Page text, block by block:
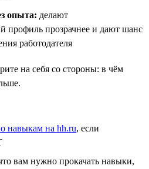
опыта: делают
профиль прозрачнее и дают шанс
работодателя
на себя со стороны: в чём
навыкам на hh.ru, если
вам нужно прокачать навыки,